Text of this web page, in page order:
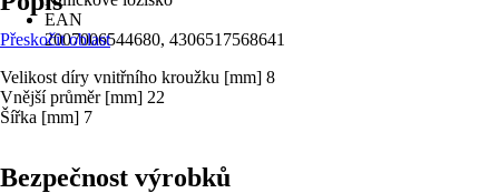
EAN
2007006544680, 4306517568641
Přeskočit oblast
Velikost díry vnitřního kroužku [mm] 8
Vnější průměr [mm] 22
Šířka [mm] 7
Bezpečnost výrobků